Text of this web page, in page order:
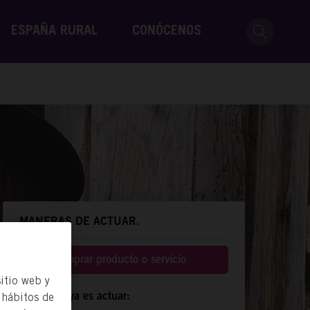
ESPAÑA RURAL CONÓCENOS
MANERAS DE ACTUAR.
Comprar producto o servicio
Compartir ya es actuar:
web y
de